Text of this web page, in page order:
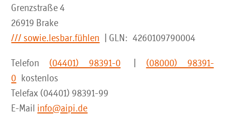
INFO E-Mail-Standards
Beratung buchen
Grenzstraße 4
26919 Brake
/// sowie.lesbar.fühlen | GLN: 4260109790004
Telefon (04401) 98391-0
(08000) 98391-
0 kostenlos
Telefax (04401) 98391-99
E-Mail info@aipi.de